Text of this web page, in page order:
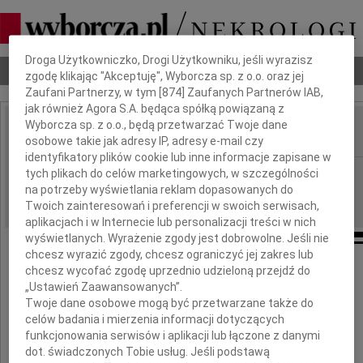
Nekrologi Odeszli Poradnik pogrzebowy
IMIĘ I NAZWISKO:
REGION: Warszawa
DATA EMISJI: 21.04.2023
Z głębokim smutkiem żegnamy
Prof. dr hab.
Zsolta Kissa
Dbamy o Twoją prywatność
Droga Użytkowniczko, Drogi Użytkowniku, jeśli wyrazisz
zgodę klikając "Akceptuję", Wyborcza sp. z o.o. oraz jej
Zaufani Partnerzy, w tym [874 ] Zaufanych Partnerów IAB,
jak również Agora S.A. będąca spółką powiązaną z
Wyborcza sp. z o.o., będą przetwarzać Twoje dane
osobowe takie jak adresy IP, adresy e-mail czy
identyfikatory plików cookie lub inne informacje zapisane w
tych plikach do celów marketingowych, w szczególności
na potrzeby wyświetlania reklam dopasowanych do
Twoich zainteresowań i preferencji w swoich serwisach,
aplikacjach i w Internecie lub personalizacji treści w nich
wyświetlanych. Wyrażenie zgody jest dobrowolne. Jeśli nie
chcesz wyrazić zgody, chcesz ograniczyć jej zakres lub
chcesz wycofać zgodę uprzednio udzieloną przejdź do
„Ustawień Zaawansowanych”.
Twoje dane osobowe mogą być przetwarzane także do
celów badania i mierzenia informacji dotyczących
funkcjonowania serwisów i aplikacji lub łączone z danymi
dot. świadczonych Tobie usług. Jeśli podstawą